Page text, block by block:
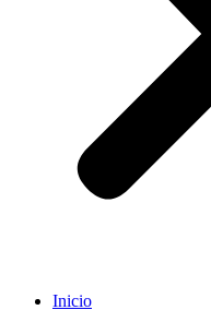
Inicio